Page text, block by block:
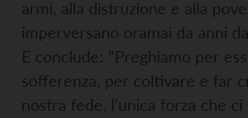
armi, alla distruzione e alla
imperversano oramai da anni
E conclude: “Preghiamo per
sofferenza, per coltivare e far
nostra fede, l’unica forza che